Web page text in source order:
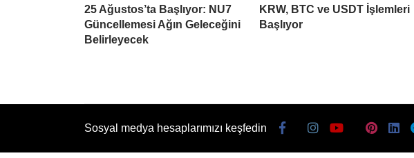
25 Ağustos’ta Başlıyor: NU7
Güncellemesi Ağın Geleceğini
Belirleyecek
KRW, BTC ve USDT İşlemleri
Başlıyor
Sosyal medya hesaplarımızı keşfedin